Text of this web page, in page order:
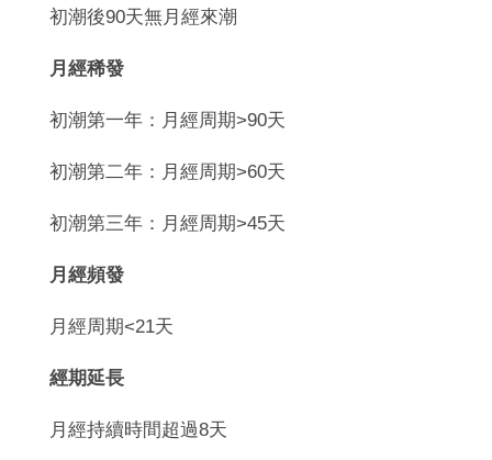
初潮後90天無月經來潮
月經稀發
初潮第一年：月經周期>90天
初潮第二年：月經周期>60天
初潮第三年：月經周期>45天
月經頻發
月經周期<21天
經期延長
月經持續時間超過8天